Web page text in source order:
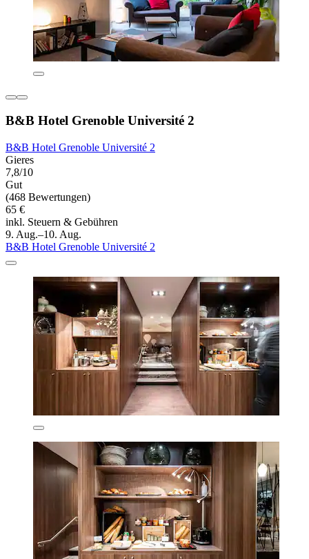
B&B Hotel Grenoble Université 2
B&B Hotel Grenoble Université 2
Gieres
7,8/10
Gut
(468 Bewertungen)
65 €
inkl. Steuern & Gebühren
9. Aug.–10. Aug.
B&B Hotel Grenoble Université 2